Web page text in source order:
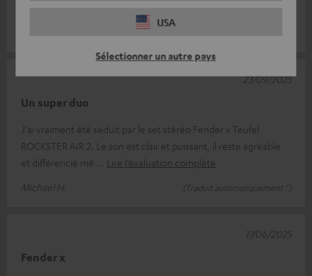
USA
Sélectionner un autre pays
Un super duo
J'ai vraiment été séduit par le set stéréo Fender x Teufel
ROCKSTER AIR 2. Le son est clair et puissant, il reste agréable
et différencié mê
Lire l’évaluation complète
Michael H.
(Traduit automatiquement *)
23/09/2025
Fender x
17/06/2025